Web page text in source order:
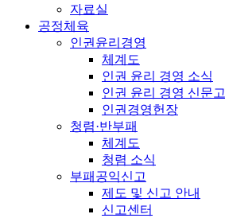
자료실
공정체육
인권윤리경영
체계도
인권 윤리 경영 소식
인권 윤리 경영 신문고
인권경영헌장
청렴·반부패
체계도
청렴 소식
부패공익신고
제도 및 신고 안내
신고센터